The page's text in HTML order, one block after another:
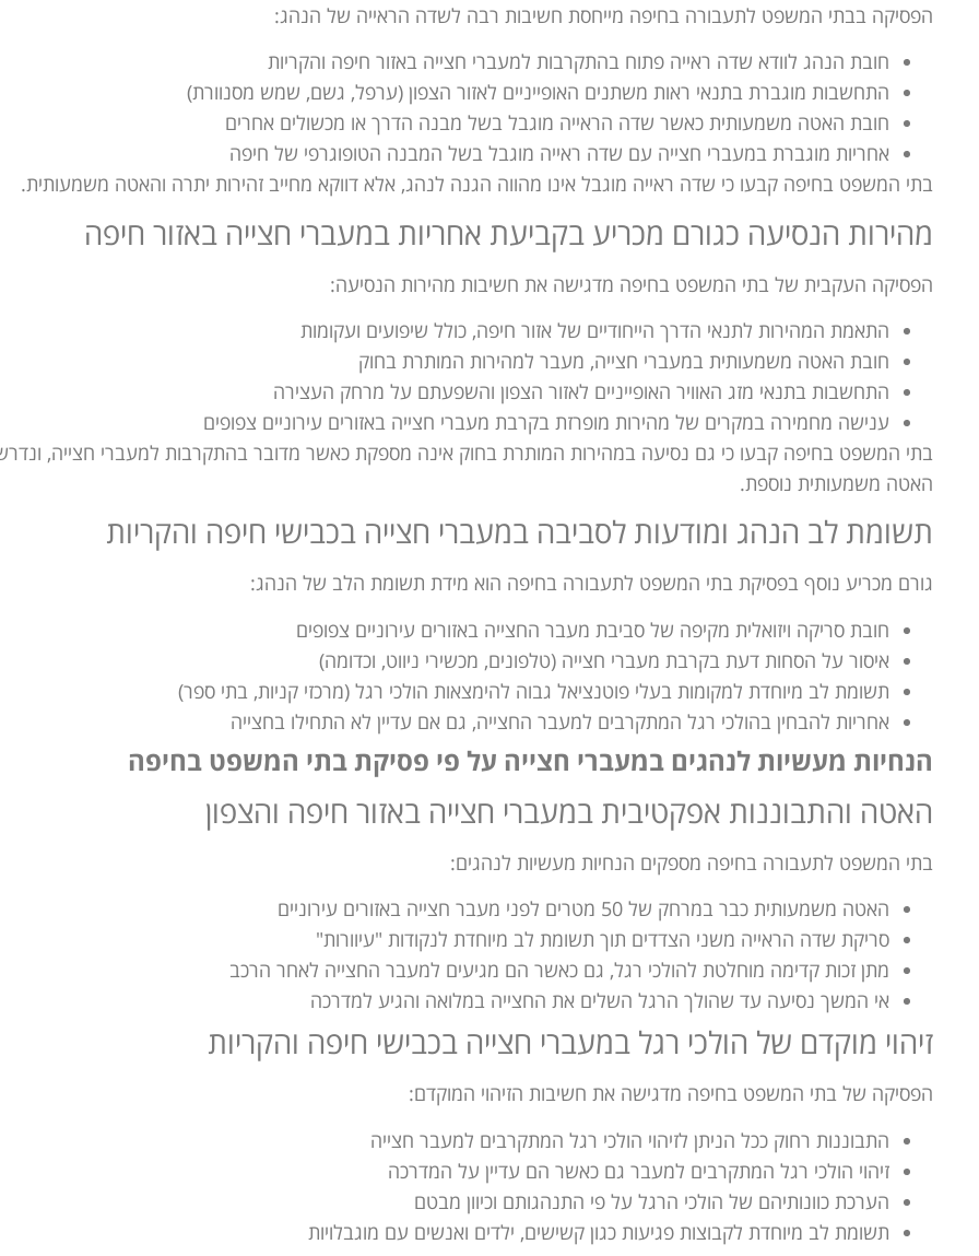
הפסיקה בבתי המשפט לתעבורה בחיפה מייחסת חשיבות רבה לשדה הראייה של הנהג:
חובת הנהג לוודא שדה ראייה פתוח בהתקרבות למעברי חצייה באזור חיפה והקריות
התחשבות מוגברת בתנאי ראות משתנים האופייניים לאזור הצפון (ערפל, גשם, שמש מסנוורת)
חובת האטה משמעותית כאשר שדה הראייה מוגבל בשל מבנה הדרך או מכשולים אחרים
אחריות מוגברת במעברי חצייה עם שדה ראייה מוגבל בשל המבנה הטופוגרפי של חיפה
בתי המשפט בחיפה קבעו כי שדה ראייה מוגבל אינו מהווה הגנה לנהג, אלא דווקא מחייב זהירות יתרה והאטה משמעותית.
מהירות הנסיעה כגורם מכריע בקביעת אחריות במעברי חצייה באזור חיפה
הפסיקה העקבית של בתי המשפט בחיפה מדגישה את חשיבות מהירות הנסיעה:
התאמת המהירות לתנאי הדרך הייחודיים של אזור חיפה, כולל שיפועים ועקומות
חובת האטה משמעותית במעברי חצייה, מעבר למהירות המותרת בחוק
התחשבות בתנאי מזג האוויר האופייניים לאזור הצפון והשפעתם על מרחק העצירה
ענישה מחמירה במקרים של מהירות מופרזת בקרבת מעברי חצייה באזורים עירוניים צפופים
בתי המשפט בחיפה קבעו כי גם נסיעה במהירות המותרת בחוק אינה מספקת כאשר מדובר בהתקרבות למעברי חצייה,
האטה משמעותית נוספת.
תשומת לב הנהג ומודעות לסביבה במעברי חצייה בכבישי חיפה והקריות
גורם מכריע נוסף בפסיקת בתי המשפט לתעבורה בחיפה הוא מידת תשומת הלב של הנהג:
חובת סריקה ויזואלית מקיפה של סביבת מעבר החצייה באזורים עירוניים צפופים
איסור על הסחות דעת בקרבת מעברי חצייה (טלפונים, מכשירי ניווט, וכדומה)
תשומת לב מיוחדת למקומות בעלי פוטנציאל גבוה להימצאות הולכי רגל (מרכזי קניות, בתי ספר)
אחריות להבחין בהולכי רגל המתקרבים למעבר החצייה, גם אם עדיין לא התחילו בחצייה
הנחיות מעשיות לנהגים במעברי חצייה על פי פסיקת בתי המשפט בחיפה
האטה והתבוננות אפקטיבית במעברי חצייה באזור חיפה והצפון
בתי המשפט לתעבורה בחיפה מספקים הנחיות מעשיות לנהגים:
האטה משמעותית כבר במרחק של 50 מטרים לפני מעבר חצייה באזורים עירוניים
סריקת שדה הראייה משני הצדדים תוך תשומת לב מיוחדת לנקודות "עיוורות"
מתן זכות קדימה מוחלטת להולכי רגל, גם כאשר הם מגיעים למעבר החצייה לאחר הרכב
אי המשך נסיעה עד שהולך הרגל השלים את החצייה במלואה והגיע למדרכה
זיהוי מוקדם של הולכי רגל במעברי חצייה בכבישי חיפה והקריות
הפסיקה של בתי המשפט בחיפה מדגישה את חשיבות הזיהוי המוקדם:
התבוננות רחוק ככל הניתן לזיהוי הולכי רגל המתקרבים למעבר חצייה
זיהוי הולכי רגל המתקרבים למעבר גם כאשר הם עדיין על המדרכה
הערכת כוונותיהם של הולכי הרגל על פי התנהגותם וכיוון מבטם
תשומת לב מיוחדת לקבוצות פגיעות כגון קשישים, ילדים ואנשים עם מוגבלויות